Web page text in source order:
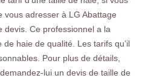
vous adresser à LG Abattage
devis. Ce professionnel a la
haie de qualité. Les tarifs qu’il
Pour plus de détails,
lui un devis de taille de